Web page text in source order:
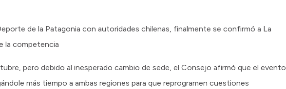
de la Patagonia con autoridades chilenas, finalmente se confirmó a La
la competencia
pero debido al inesperado cambio de sede, el Consejo afirmó que el evento
más tiempo a ambas regiones para que reprogramen cuestiones